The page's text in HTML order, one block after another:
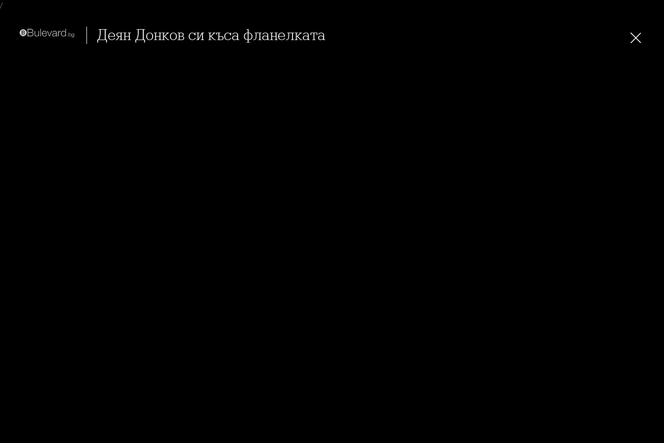
/
Деян Донков си къса фланелката